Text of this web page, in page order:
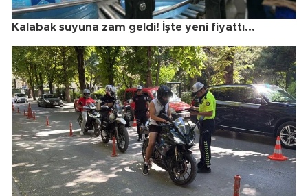
Kalabak suyuna zam geldi! İşte yeni fiyattı...